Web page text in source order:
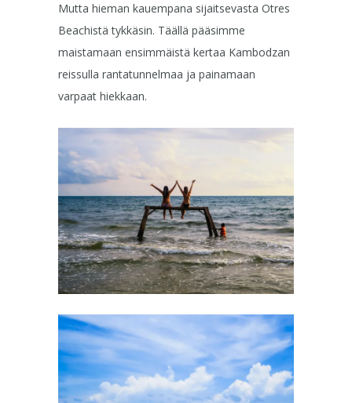
Mutta hieman kauempana sijaitsevasta Otres
Beachistä tykkäsin. Täällä pääsimme
maistamaan ensimmäistä kertaa Kambodzan
reissulla rantatunnelmaa ja painamaan
varpaat hiekkaan.